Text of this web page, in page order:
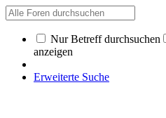
Nur Betreff durchsuchen
anzeigen
Erweiterte Suche